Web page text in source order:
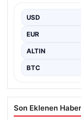
ve tüm illerin
USD
EUR
ALTIN
BTC
Son Eklenen